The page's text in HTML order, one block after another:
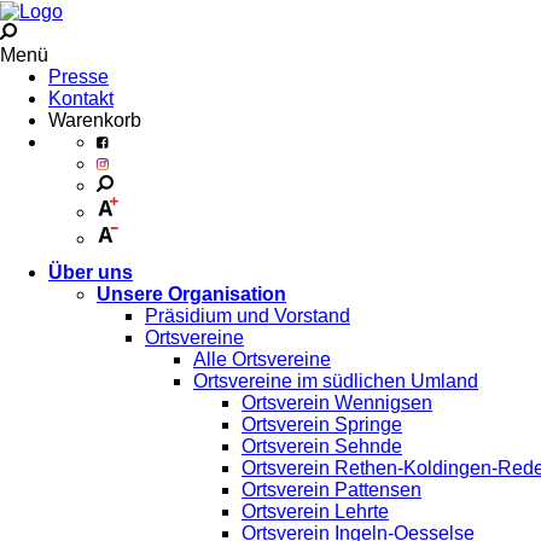
Menü
Presse
Kontakt
Warenkorb
Über uns
Unsere Organisation
Präsidium und Vorstand
Ortsvereine
Alle Ortsvereine
Ortsvereine im südlichen Umland
Ortsverein Wennigsen
Ortsverein Springe
Ortsverein Sehnde
Ortsverein Rethen-Koldingen-
Ortsverein Pattensen
Ortsverein Lehrte
Ortsverein Ingeln-Oesselse